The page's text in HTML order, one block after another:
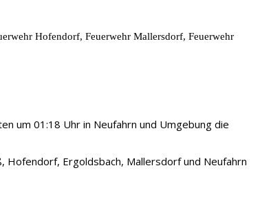
Hofendorf, Feuerwehr Mallersdorf, Feuerwehr
um 01:18 Uhr in Neufahrn und Umgebung die
Hofendorf, Ergoldsbach, Mallersdorf und Neufahrn